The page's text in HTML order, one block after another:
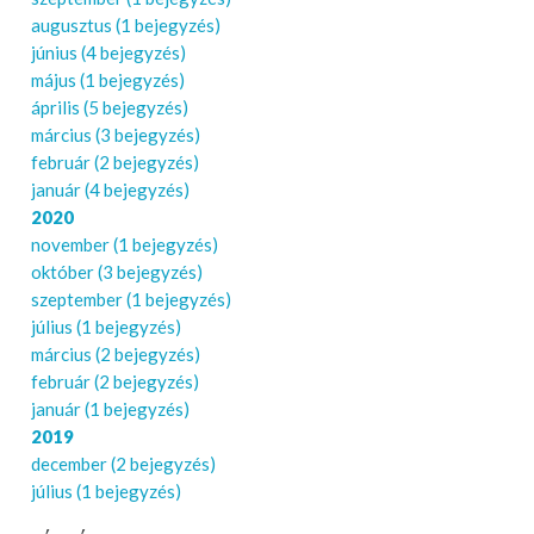
augusztus (1 bejegyzés)
június (4 bejegyzés)
május (1 bejegyzés)
április (5 bejegyzés)
március (3 bejegyzés)
február(2 bejegyzés)
január(4 bejegyzés)
2020
november(1 bejegyzés)
október(3 bejegyzés)
szeptember(1 bejegyzés)
július (1 bejegyzés)
március (2 bejegyzés)
február(2 bejegyzés)
január(1 bejegyzés)
2019
december(2 bejegyzés)
július (1 bejegyzés)